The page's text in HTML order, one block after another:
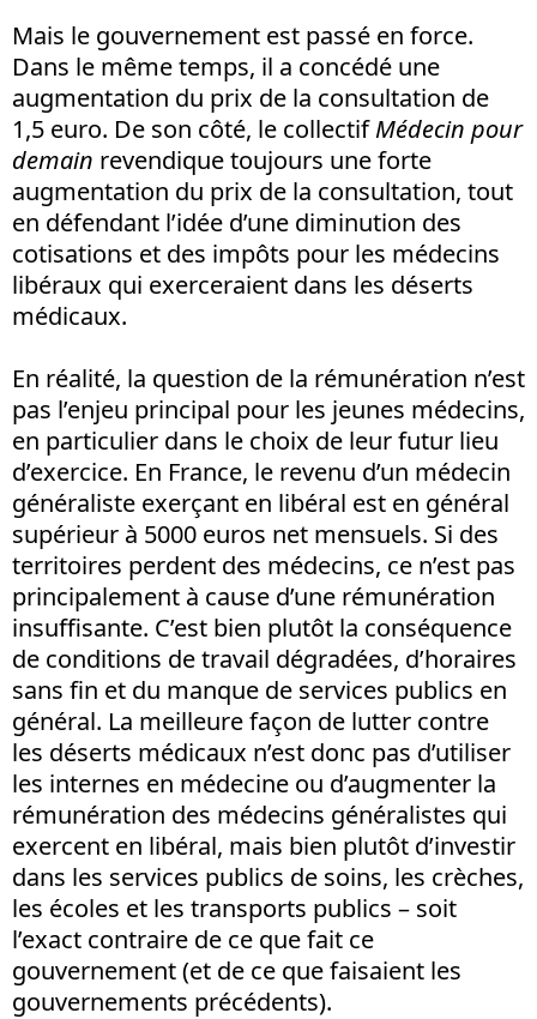
Mais le gouvernement est passé en force.
Dans le même temps, il a concédé une
augmentation du prix de la consultation de
1,5 euro. De son côté, le collectifMédecin pour
demain revendique toujours une forte
augmentation du prix de la consultation, tout
en défendant l’idée d’une diminution des
cotisations et des impôts pour les médecins
libéraux qui exerceraient dans les déserts
médicaux.
En réalité, la question de la rémunération n’est
pas l’enjeu principal pour les jeunes médecins,
en particulier dans le choix de leur futur lieu
d’exercice. En France, le revenu d’un médecin
généraliste exerçant en libéral est en général
supérieur à 5000 euros net mensuels. Si des
territoires perdent des médecins, ce n’est pas
principalement à cause d’une rémunération
insuffisante. C’est bien plutôt la conséquence
de conditions de travail dégradées, d’horaires
sans fin et du manque de services publics en
général. La meilleure façon de lutter contre
les déserts médicaux n’est donc pas d’utiliser
les internes en médecine ou d’augmenter la
rémunération des médecins généralistes qui
exercent en libéral, mais bien plutôt d’investir
dans les services publics de soins, les crèches,
les écoles et les transports publics – soit
l’exact contraire de ce que fait ce
gouvernement (et de ce que faisaient les
gouvernements précédents).